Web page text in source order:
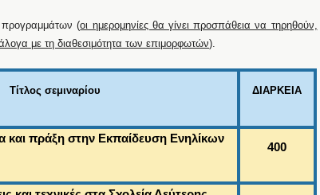
προγραμμάτων (οι ημερομηνίες θα γίνει προσπάθεια να τηρηθούν,
με τη διαθεσιμότητα των επιμορφωτών).
Τίτλος σεμιναρίου ΔΙΑΡΚΕΙΑ
και πράξη στην Εκπαίδευση Ενηλίκων
400